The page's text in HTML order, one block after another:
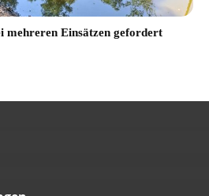
mehreren Einsätzen gefordert